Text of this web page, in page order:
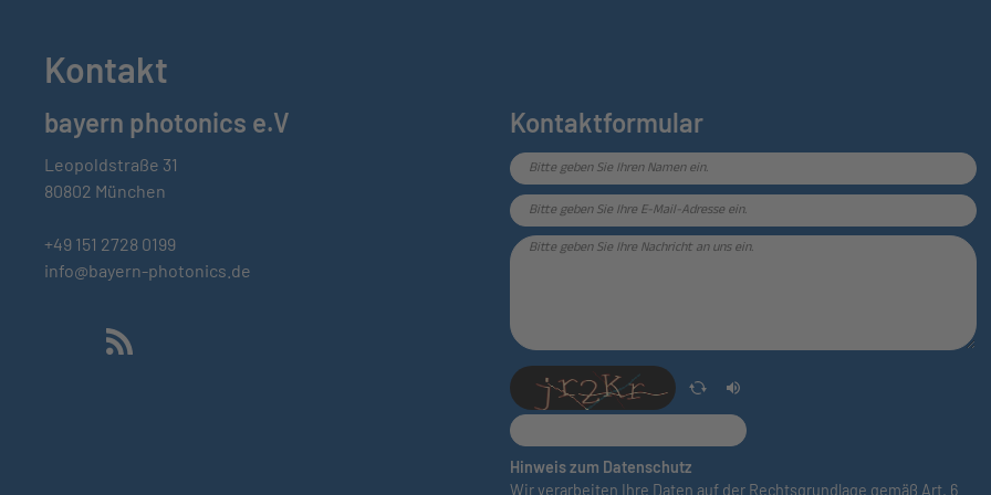
Kontakt
bayern photonics e.V
Leopoldstraße 31
80802 München
+49 151 2728 0199
info@bayern-photonics.de
Kontaktformular
Hinweis zum Datenschutz
Wir verarbeiten Ihre Daten auf der Rechtsgrundlage gemäß Art. 6